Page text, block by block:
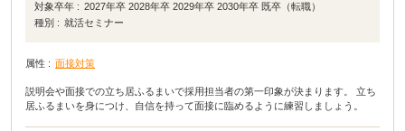
対象卒年 : 2027年卒 2028年卒 2029年卒 2030年卒 既卒（転職）
種別 : 就活セミナー
属性 : 面接対策
説明会や面接での立ち居ふるまいで採用担当者の第一印象が決まります。 立ち
居ふるまいを身につけ、自信を持って面接に臨めるように練習しましょう。